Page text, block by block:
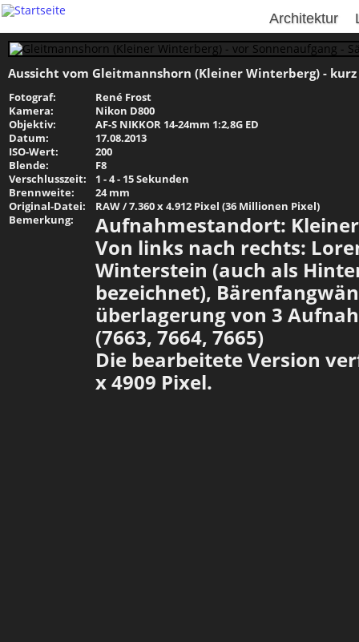
Architektur
Aussicht vom Gleitmannshorn (Kleiner Winterberg) - kurz
Fotograf:
René Frost
Kamera:
Nikon D800
Objektiv:
AF-S NIKKOR 14-24mm 1:2,8G ED
Datum:
17.08.2013
ISO-Wert:
200
Blende:
F8
Verschlusszeit:
1 - 4 - 15 Sekunden
Brennweite:
24 mm
Original-Datei:
RAW / 7.360 x 4.912 Pixel (36 Millionen Pixel)
Bemerkung:
Aufnahmestandort:
Von links nach rechts:
Winterstein (auch als
bezeichnet),
überlagerung von 3
(7663, 7664, 7665)
Die bearbeitete Version
x 4909 Pixel.